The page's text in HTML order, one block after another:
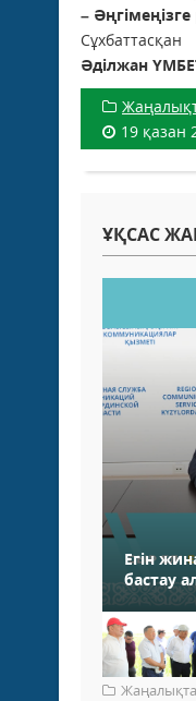
–
Сұхбаттасқан
Әділжан
19 қазан
ҰҚСАС
Егін
бастау